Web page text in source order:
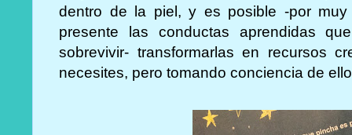
dentro de la piel, y es posible -por
presente las conductas aprendidas
sobrevivir- transformarlas en recursos
necesites, pero tomando conciencia de